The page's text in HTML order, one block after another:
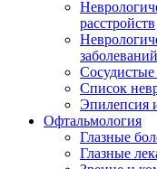
расстройств
заболеваний
Сосудистые
Список
Эпилепсия
Офтальмология
Глазные
Глазные